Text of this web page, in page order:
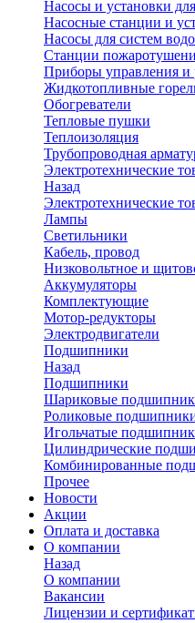
Насосы и установки
Насосные станции и
Насосы для систем
Станции
Приборы управления и
Жидкотопливные
Обогреватели
Тепловые пушки
Теплоизоляция
Трубопроводная
Электротехнические
Назад
Электротехнические
Лампы
Светильники
Кабель, провод
Низковольтное и
Аккумуляторы
Комплектующие
Мотор-редукторы
Электродвигатели
Подшипники
Назад
Подшипники
Шариковые
Роликовые
Игольчатые
Цилиндрические
Комбинированные
Прочее
Новости
Акции
Оплата и доставка
О компании
Назад
О компании
Вакансии
Лицензии и